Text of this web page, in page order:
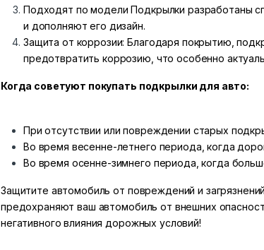
Подходят по модели Подкрылки разработаны
и дополняют его дизайн.
Защита от коррозии: Благодаря покрытию,
предотвратить коррозию, что особенно
Когда советуют покупать подкрылки для авто:
При отсутствии или повреждении старых
Во время весенне-летнего периода, когда
Во время осенне-зимнего периода, когда
Защитите автомобиль от повреждений и
предохраняют ваш автомобиль от внешних
негативного влияния дорожных условий!